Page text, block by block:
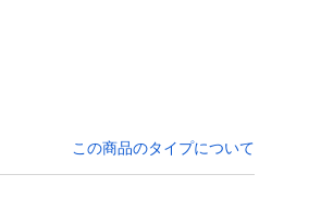
この商品のタイプについて